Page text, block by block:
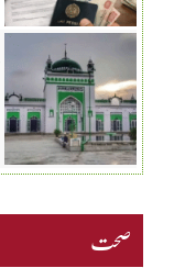
صحت